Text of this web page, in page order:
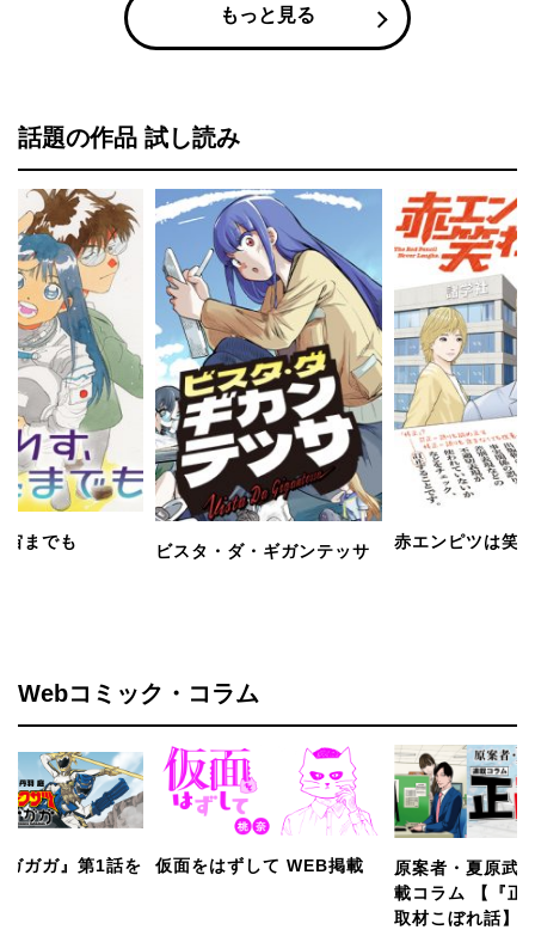
もっと見る
話題の作品 試し読み
宙までも ビスタ・ダ・ギガンテッサ 赤エンピツは笑
Webコミック・コラム
ガガガ』第1話を
仮面をはずして WEB掲載
原案者・夏原武
載コラム 【『正
取材こぼれ話】